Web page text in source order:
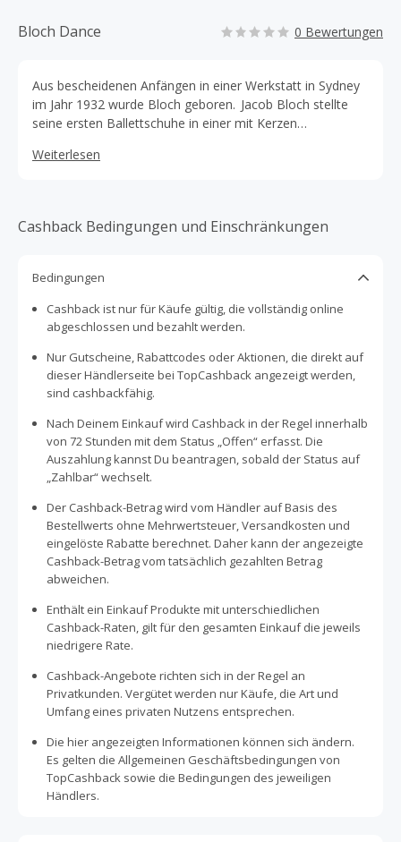
Bloch Dance 0 Bewertungen
Aus bescheidenen Anfängen in einer Werkstatt in Sydney
im Jahr 1932 wurde Bloch geboren. Jacob Bloch stellte
seine ersten Ballettschuhe in einer mit Kerzen
fertigte jeweils ein Paar Schuhe für einen einzelnen
Philosophie, den Tänzern zuzuhören, seit 90 Jahren der
Kern der Mission des Unternehmens.
Weiterlesen
Cashback Bedingungen und Einschränkungen
Bedingungen
Cashback ist nur für Käufe gültig, die vollständig online
abgeschlossen und bezahlt werden.
Nur Gutscheine, Rabattcodes oder Aktionen, die direkt auf
dieser Händlerseite bei TopCashback angezeigt werden,
sind cashbackfähig.
Nach Deinem Einkauf wird Cashback in der Regel innerhalb
von 72 Stunden mit dem Status „Offen“ erfasst. Die
Auszahlung kannst Du beantragen, sobald der Status auf
„Zahlbar“ wechselt.
Der Cashback-Betrag wird vom Händler auf Basis des
Bestellwerts ohne Mehrwertsteuer, Versandkosten und
eingelöste Rabatte berechnet. Daher kann der angezeigte
Cashback-Betrag vom tatsächlich gezahlten Betrag
abweichen.
Enthält ein Einkauf Produkte mit unterschiedlichen
Cashback-Raten, gilt für den gesamten Einkauf die jeweils
niedrigere Rate.
Cashback-Angebote richten sich in der Regel an
Privatkunden. Vergütet werden nur Käufe, die Art und
Umfang eines privaten Nutzens entsprechen.
Die hier angezeigten Informationen können sich ändern.
Es gelten die Allgemeinen Geschäftsbedingungen von
TopCashback sowie die Bedingungen des jeweiligen
Händlers.